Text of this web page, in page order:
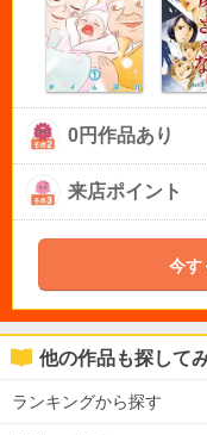
0円作品あり
来店ポイント
今す
他の作品も探して
ランキングから探す